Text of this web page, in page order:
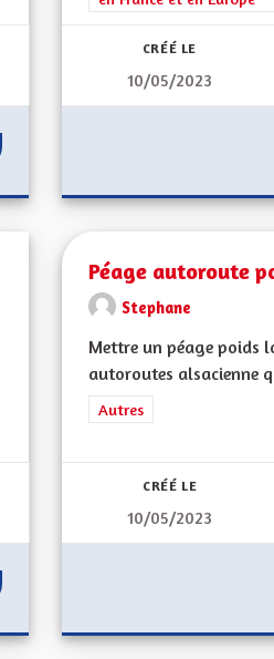
ET ENSEIGNEMENT
ET ENSEIGNEMENT
CRÉÉ LE
10/05/2023
RADARS DANS LES ZONES
DES RADARS DANS LES
Péage autoroute
Stephane
Mettre un péage poids
autoroutes alsacienne
Filtrer les résultats de la
Autres
CRÉÉ LE
10/05/2023